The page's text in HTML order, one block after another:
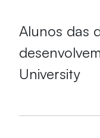
Alunos das
University